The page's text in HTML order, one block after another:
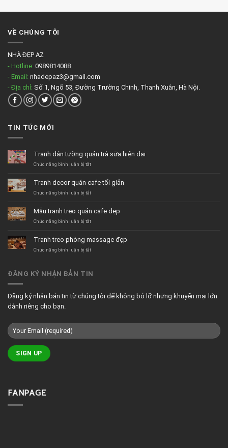
VỀ CHÚNG TÔI
NHÀ ĐẸP AZ
- Hotline: 0989814088
- Email: nhadepaz3@gmail.com
- Địa chỉ: Số 1, Ngõ 53, Đường Trường Chinh, Thanh Xuân, Hà Nội.
TIN TỨC MỚI
Tranh dán tường quán trà sữa hiện đại
Chức năng bình luận bị tắtở
tường
quán
hiện
đại
Tranh decor quán cafe tối giản
Chức năng bình luận bị tắtở
quán
cafe
Mẫu tranh treo quán cafe đẹp
Chức năng bình luận bị tắtở
treo
quán
Tranh treo phòng massage đẹp
Chức năng bình luận bị tắtở
phòng
ĐĂNG KÝ NHẬN BẢN TIN
Đăng ký nhận bản tin từ chúng tôi để không bỏ lỡ những khuyến mại lớn
dành riêng cho bạn.
FANPAGE